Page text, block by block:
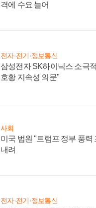
격에 수요 늘어
전자·전기·정보통신
삼성전자 SK하이닉스 소극
호황 지속성 의문"
사회
미국 법원 "트럼프 정부 풍력
내려
전자·전기·정보통신